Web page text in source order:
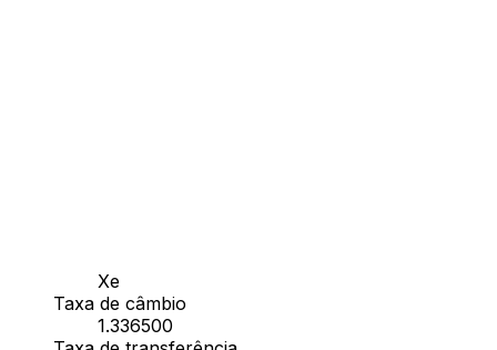
Xe
Taxa de câmbio
1.336500